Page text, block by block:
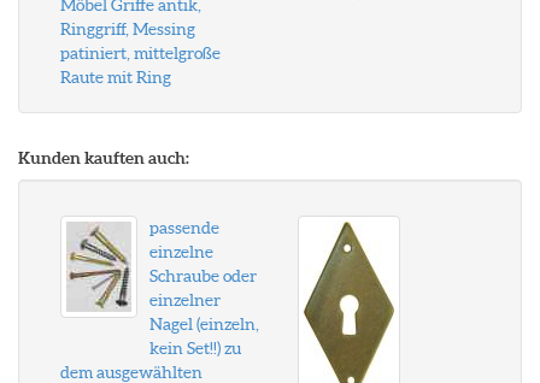
Möbel Griffe antik,
Ringgriff, Messing
patiniert, mittelgroße
Raute mit Ring
Kunden kauften auch:
passende
einzelne
Schraube oder
einzelner
Nagel (einzeln,
kein Set!!) zu
dem ausgewählten